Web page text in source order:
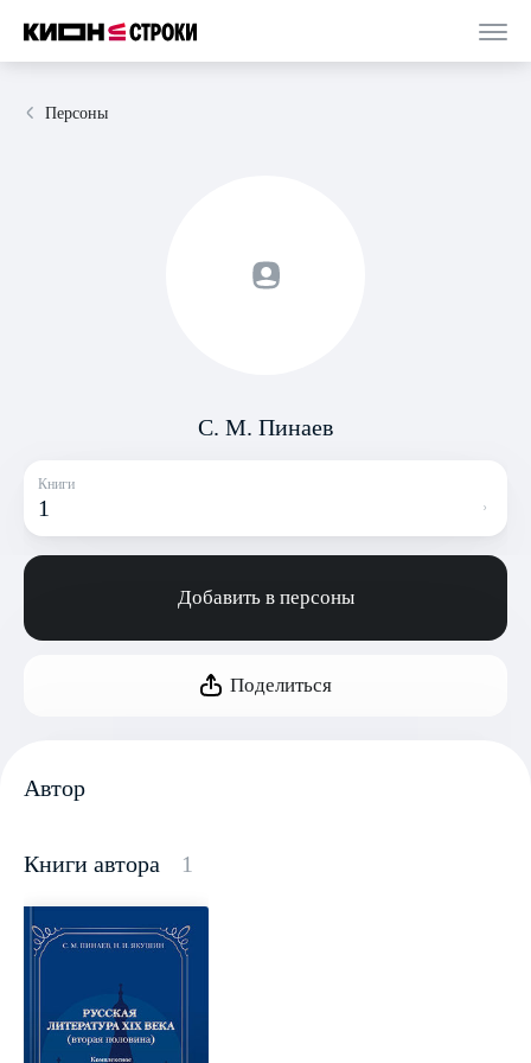
Персоны
С. М. Пинаев
Книги
1
Добавить в персоны
Поделиться
Автор
Книги автора 1